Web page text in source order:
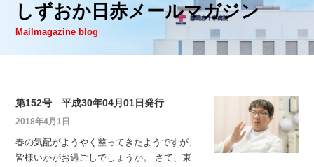
しずおか日赤メールマガジン
Mailmagazine blog
第152号 平成30年04月01日発行
2018年4月1日
春の気配がようやく整ってきたようですが、
皆様いかがお過ごしでしょうか。 さて、東